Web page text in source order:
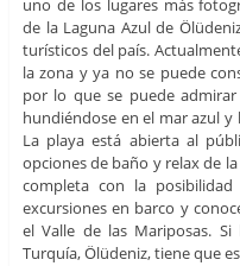
uno de los lugares más
de la Laguna Azul de
turísticos del país.
la zona y ya no se puede
por lo que se puede
hundiéndose en el mar azul
La playa está abierta al
opciones de baño y relax de
completa con la posibilidad
excursiones en barco y
el Valle de las Mariposas.
Turquía, Ölüdeniz, tiene que